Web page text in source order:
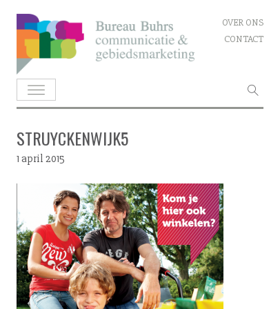
Skip
to
content
OVER ONS
CONTACT
STRUYCKENWIJK5
1 april 2015